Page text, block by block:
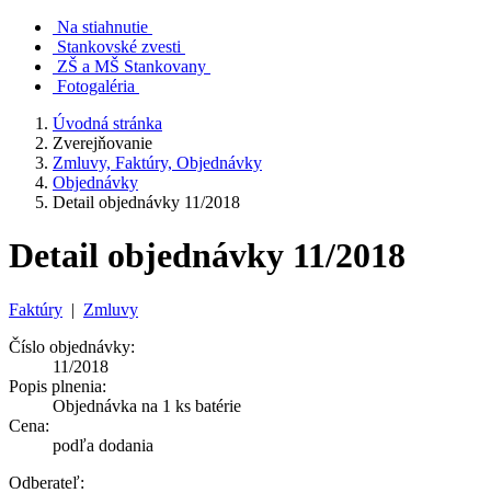
Na stiahnutie
Stankovské zvesti
ZŠ a MŠ Stankovany
Fotogaléria
Úvodná stránka
Zverejňovanie
Zmluvy, Faktúry, Objednávky
Objednávky
Detail objednávky 11/2018
Detail objednávky 11/2018
Faktúry | Zmluvy
Číslo objednávky:
11/2018
Popis plnenia:
Objednávka na 1 ks batérie
Cena:
podľa dodania
Odberateľ: